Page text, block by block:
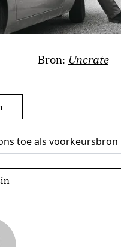
Bron: Uncrate
toe als voorkeursbron